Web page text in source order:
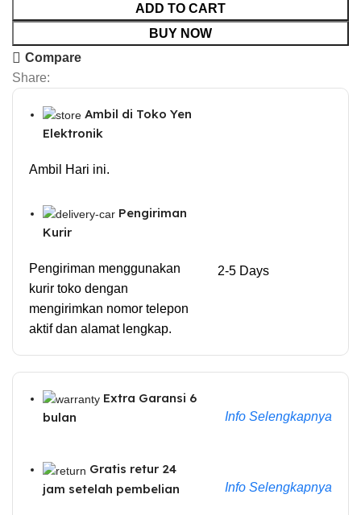
ADD TO CART
BUY NOW
Compare
Share:
Ambil di Toko Yen
Elektronik
Ambil Hari ini.
Pengiriman
Kurir
Pengiriman menggunakan
kurir toko dengan
mengirimkan nomor telepon
aktif dan alamat lengkap.
2-5 Days
Extra Garansi 6
bulan
Info Selengkapnya
Gratis retur 24
jam setelah pembelian
Info Selengkapnya